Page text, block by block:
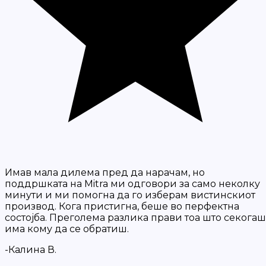
Имав мала дилема пред да нарачам, но
поддршката на Mitra ми одговори за само неколку
минути и ми помогна да го изберам вистинскиот
производ. Кога пристигна, беше во перфектна
состојба. Преголема разлика прави тоа што секогаш
има кому да се обратиш.
-Калина В.